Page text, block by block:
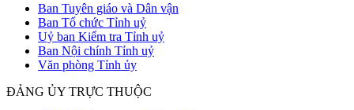
Ban Tuyên giáo và Dân vận
Ban Tổ chức Tỉnh uỷ
Uỷ ban Kiểm tra Tỉnh uỷ
Ban Nội chính Tỉnh uỷ
Văn phòng Tỉnh ủy
ĐẢNG ỦY TRỰC THUỘC